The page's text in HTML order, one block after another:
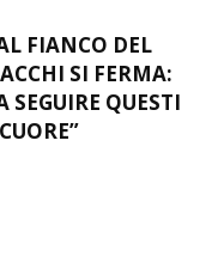
FIANCO DEL
SI FERMA:
QUESTI